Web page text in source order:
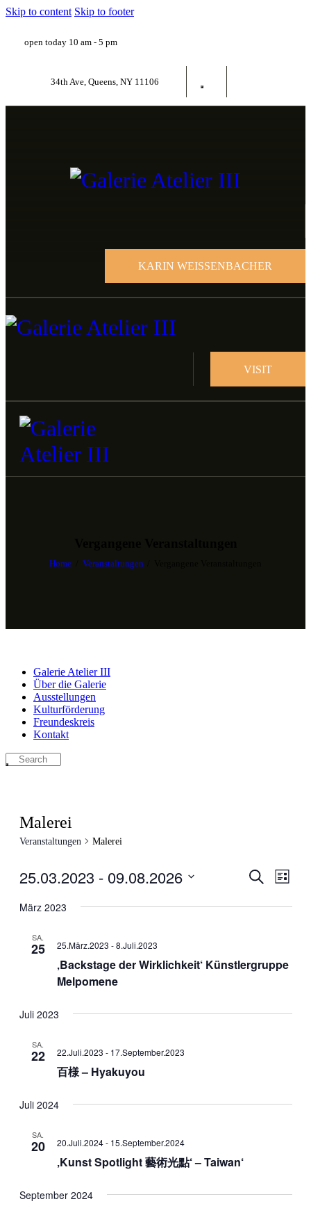
Skip to content Skip to footer
open today 10 am - 5 pm
34th Ave, Queens, NY 11106
KARIN WEISSENBACHER
VISIT
Home Veranstaltungen
Galerie Atelier III
Über die Galerie
Ausstellungen
Kulturförderung
Freundeskreis
Kontakt
Malerei
Veranstaltungen Malerei
und
Suche
Liste
25.03.2023 - 09.08.2026
wählen.
März 2023
SA.
25 25.März.2023 -8.Juli.2023
‚Backstage der Wirklichkeit‘ Künstlergruppe
Melpomene
Juli 2023
SA.
22 22.Juli.2023 - 17.September.2023
百様 – Hyakuyou
Juli 2024
SA.
20 20.Juli.2024- 15.September.2024
‚Kunst Spotlight 藝術光點‘ – Taiwan‘
September 2024